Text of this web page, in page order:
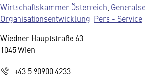
Wirtschaftskammer Österreich
Organisationsentwicklung Pers - Service
Wiedner Hauptstraße 63
1045 Wien
+43 5 90900 4233